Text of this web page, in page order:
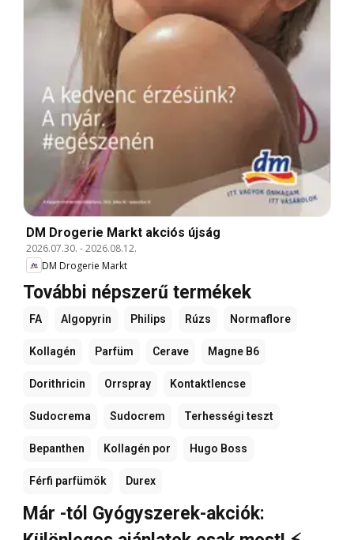
DM Drogerie Markt akciós újság
2026.07.30. -2026.08.12.
DM Drogerie Markt
További népszerű termékek
FA Algopyrin Philips Rúzs Normaflore
Kollagén Parfüm Cerave Magne B6
Dorithricin Orrspray Kontaktlencse
Sudocrema Sudocrem Terhességi teszt
Bepanthen Kollagén por Hugo Boss
Férfi parfümök Durex
Már -tól Gyógyszerek-akciók: